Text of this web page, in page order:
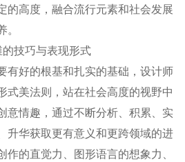
的高度，融合流行元素和社会发展
。
技巧与表现形式
有好的根基和扎实的基础，设计师
式美法则，站在社会高度的视野中
意情趣，通过不断分析、积累、实
升华获取更有意义和更跨领域的进
作的直觉力、图形语言的想象力、